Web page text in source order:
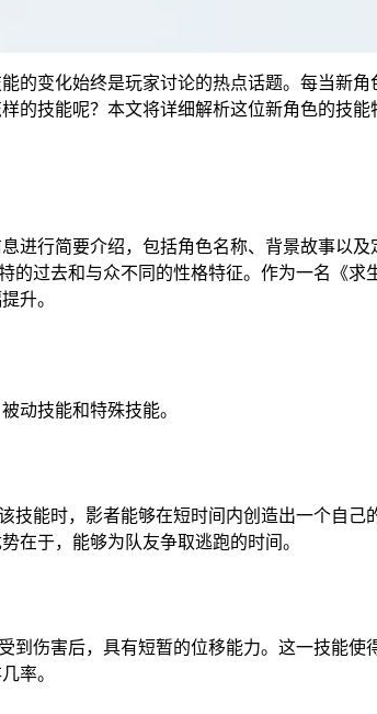
的变化始终是玩家讨论的热点话题。每当新
的技能呢？本文将详细解析这位新角色的技
进行简要介绍，包括角色名称、背景故事以
的过去和与众不同的性格特征。作为一名《
升。
动技能和特殊技能。
技能时，影者能够在短时间内创造出一个自
在于，能够为队友争取逃跑的时间。
到伤害后，具有短暂的位移能力。这一技能使
率。